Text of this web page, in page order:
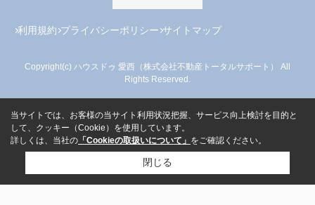
利用規約 プライバシーポリシー サイトマップ
Copyright(c) ハウスドゥ 愛西（株式会社不動産トータルサポート） All
Rights Reserved.
当サイトでは、お客様の当サイト利用状況把握、サービス向上検討を目的と
して、クッキー（Cookie）を使用しています。
詳しくは、当社の 「Cookieの取扱いについて」 をご確認ください。
閉じる